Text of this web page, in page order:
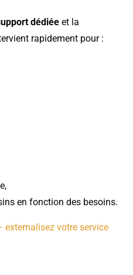
dédiée et la
rapidement pour :
en fonction des besoins.
externalisez votre service